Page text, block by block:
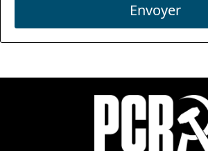
Envoyer